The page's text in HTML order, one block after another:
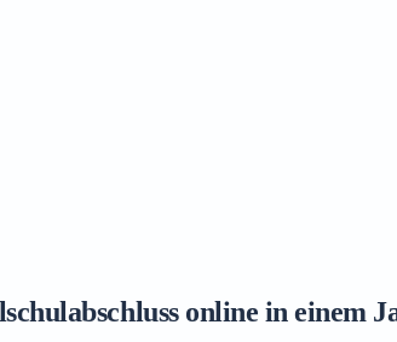
online in einem